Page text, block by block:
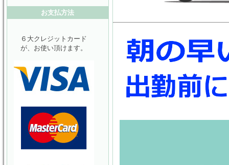
お支払方法
６大クレジットカード
が、お使い頂けます。